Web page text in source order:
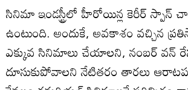
సినిమా ఇండస్ట్రీలో హీరోయిన్ల కెరీర్ స్పాన్
ఉంటుంది. అందుకే, అవకాశం వచ్చిన
ఎక్కువ సినిమాలు చేయాలని, నంబర్ వన్
దూసుకుపోవాలని నేటితరం తారలు